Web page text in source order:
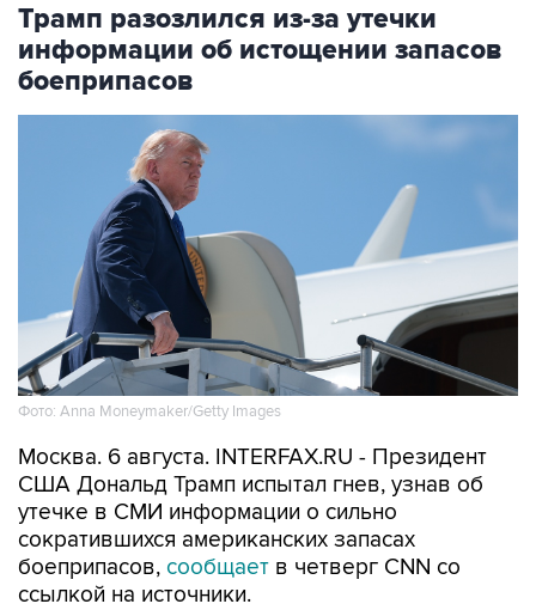
Трамп разозлился из-за утечки
информации об истощении запасов
боеприпасов
Фото: Anna Moneymaker/Getty Images
Москва. 6 августа. INTERFAX.RU - Президент
США Дональд Трамп испытал гнев, узнав об
утечке в СМИ информации о сильно
сократившихся американских запасах
боеприпасов, сообщает в четверг CNN со
ссылкой на источники.